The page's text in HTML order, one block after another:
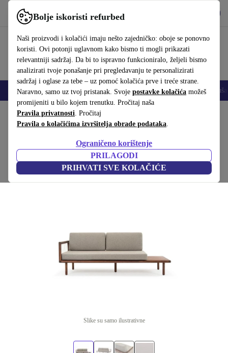
Bolje iskoristi refurbed
Naši proizvodi i kolačići imaju nešto zajedničko: oboje se ponovno
koristi. Ovi potonji uglavnom kako bismo ti mogli prikazati
relevantniji sadržaj. Da bi to ispravno funkcioniralo, željeli bismo
analizirati tvoje ponašanje pri pregledavanju te personalizirati
sadržaj i oglase za tebe – uz pomoć kolačića prve i treće strane.
Naravno, samo uz tvoj pristanak. Svoje postavke kolačića možeš
promijeniti u bilo kojem trenutku. Pročitaj naša
Pravila privatnosti. Pročitaj
Pravila o kolačićima izvršitelja obrade podataka.
Ograničeno korištenje
PRILAGODI
PRIHVATI SVE KOLAČIĆE
Koristi refurbed brzo i jednostavno
Mobiteli Prijenosna računala Tableti Pametni satovi Dodaci
Početna stranica Proizvodi Kućanstvo
Hadley Tagesbett lijevo Fabio Stone
Siva
(Prikupljanje recenzija)
Slike su samo ilustrativne